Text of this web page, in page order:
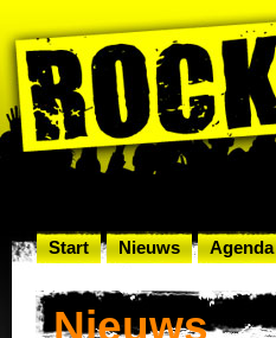
Start Nieuws Agenda
Nieuws